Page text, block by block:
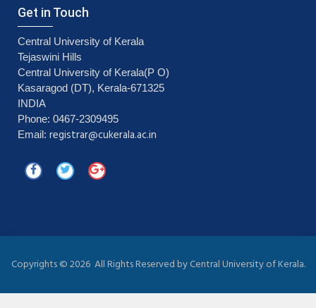
Get in Touch
Central University of Kerala
Tejaswini Hills
Central University of Kerala(P O)
Kasaragod (DT), Kerala-671325
INDIA
Phone: 0467-2309495
Email: registrar@cukerala.ac.in
Copyrights ©2026 All Rights Reserved by Central University of Kerala.